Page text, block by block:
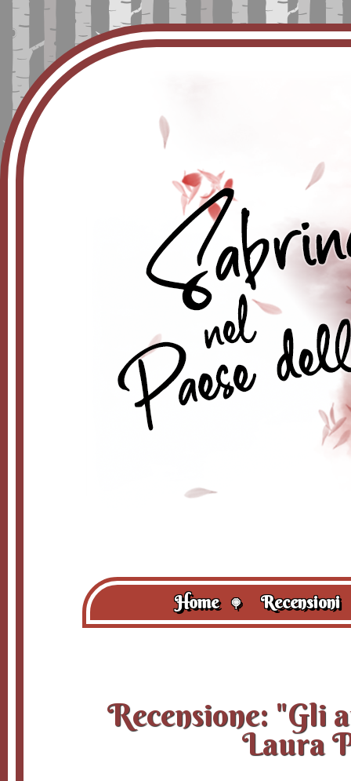
Home 🍭 Recensioni
Recensione: "Gli
Laura